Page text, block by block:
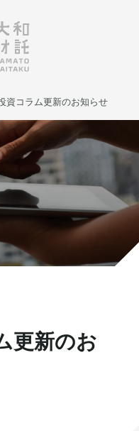
活⽤
管理
事業
らせ
資コラム更新のお知らせ
更新のお